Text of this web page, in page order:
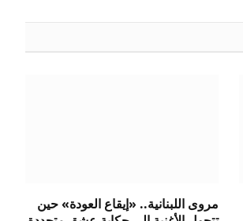
مروى اللبنانية.. «إيقاع العودة» حين